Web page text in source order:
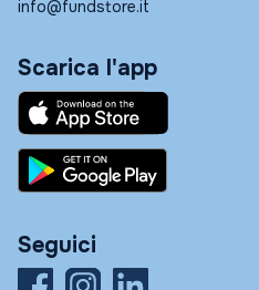
info@fundstore.it
Scarica l'app
Seguici